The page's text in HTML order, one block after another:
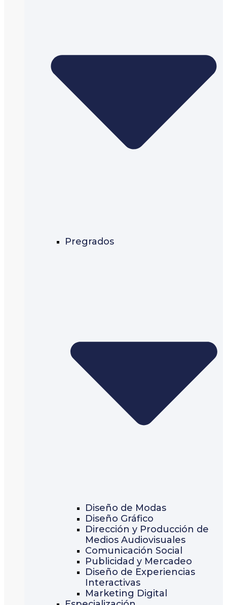
Pregrados
Diseño de Modas
Diseño Gráfico
Dirección y Producción de
Medios Audiovisuales
Comunicación Social
Publicidad y Mercadeo
Diseño de Experiencias
Interactivas
Marketing Digital